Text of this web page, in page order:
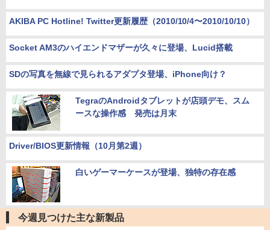
AKIBA PC Hotline! Twitter更新履歴（2010/10/4〜2010/10/10）
Socket AM3のハイエンドマザーが久々に登場、Lucid搭載
SDの写真を無線で見られるアダプタ登場、iPhone向け？
TegraのAndroidタブレットが店頭デモ、スム
ースな操作感 発売は月末
Driver/BIOS更新情報（10月第2週）
白いゲーマーケースが登場、独特の存在感
今週見つけた主な新製品